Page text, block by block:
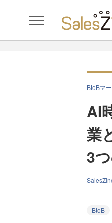
BtoBマ
AI
業
3
BtoB